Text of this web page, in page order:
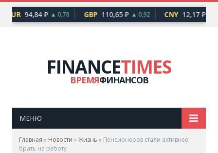
EUR 94,84 ₽ ▲ 0,78 GBP 110,65 ₽ ▲ 0,92 CNY 12,17 ₽
FINANCETIMES
ВРЕМЯФИНАНСОВ
МЕНЮ
Главная » Новости »Жизнь » Пенсионеров стали активнее
брать на работу